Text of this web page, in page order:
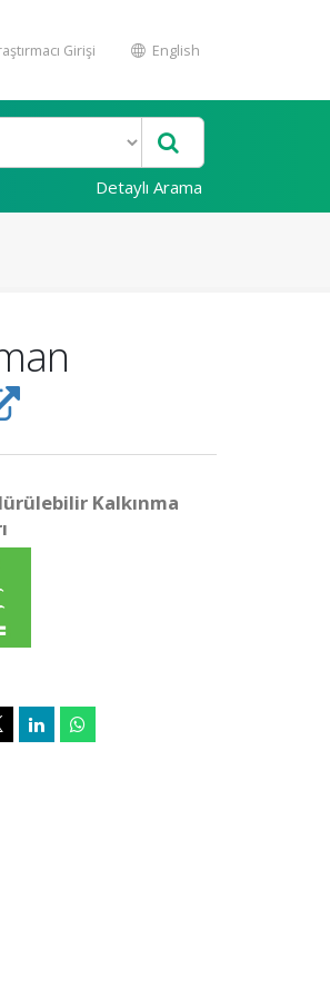
Girişi English
Detaylı Arama
Kalkınma